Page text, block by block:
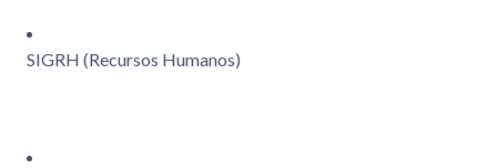
SIGRH (Recursos Humanos)